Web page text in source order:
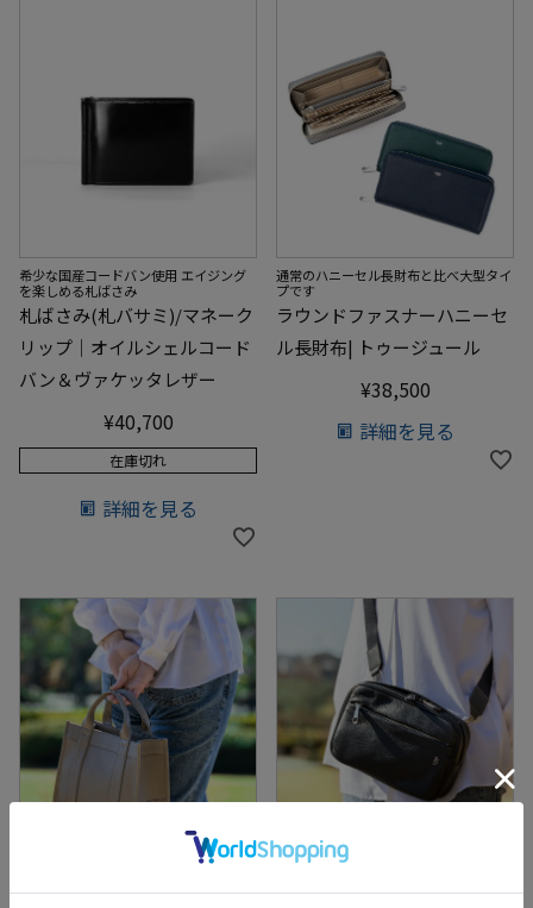
希少な国産コードバン使用 エイジング
を楽しめる札ばさみ
札ばさみ(札バサミ)/マネーク
リップ｜オイルシェルコード
バン＆ヴァケッタレザー
¥40,700
在庫切れ
詳細を見る
通常のハニーセル長財布と比べ大型タイ
プです
ラウンドファスナーハニーセ
ル長財布| トゥージュール
¥38,500
詳細を見る